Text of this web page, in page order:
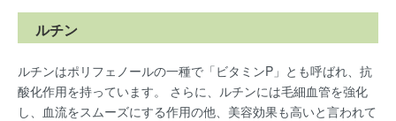
ルチン
ルチンはポリフェノールの一種で「ビタミンP」とも呼ばれ、抗
酸化作用を持っています。 さらに、ルチンには毛細血管を強化
し、血流をスムーズにする作用の他、美容効果も高いと言われて